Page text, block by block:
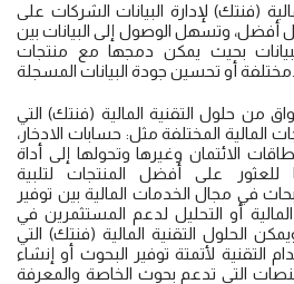
(فنتك) لإدارة البيانات الشركات على
أفضل، وتسهل الوصول إلى البيانات بين
بحيث يمكن دمجها مع منتجات
من حلول التقنية المالية (فنتك) التي
المالية المختلفة مثل: حسابات الادخار،
الائتمان وغيرها وتحولها إلى أداة
للعثور على أفضل المنتجات لتلبية
في مجال الخدمات المالية بين توفير
أو التحليل لدعم المستثمرين في
ويمكن الحلول التقنية المالية (فنتك) التي
التقنية لأتمتة توفير البحوث أو إنشاء
التي تدعم بحوث الخاصة والمعرفة